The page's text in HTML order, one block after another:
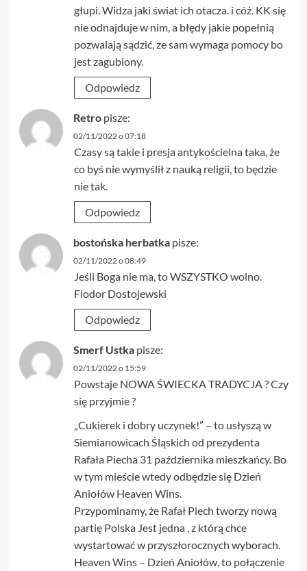
głupi. Widza jaki świat ich otacza. i cóż. KK się
nie odnajduje w nim, a błędy jakie popełnią
pozwalają sądzić, ze sam wymaga pomocy bo
jest zagubiony.
Odpowiedz
Retro pisze:
02/11/2022 o 07:18
Czasy są takie i presja antykościelna taka, że
co byś nie wymyślił z nauką religii, to będzie
nie tak.
Odpowiedz
bostońska herbatka pisze:
02/11/2022 o 08:49
Jeśli Boga nie ma, to WSZYSTKO wolno.
Fiodor Dostojewski
Odpowiedz
Smerf Ustka pisze:
02/11/2022 o 15:59
Powstaje NOWA ŚWIECKA TRADYCJA ? Czy
się przyjmie ?
„Cukierek i dobry uczynek!” – to usłyszą w
Siemianowicach Śląskich od prezydenta
Rafała Piecha 31 października mieszkańcy. Bo
w tym mieście wtedy odbędzie się Dzień
Aniołów Heaven Wins.
Przypominamy, że Rafał Piech tworzy nową
partię Polska Jest jedna , z którą chce
wystartować w przyszłorocznych wyborach.
Heaven Wins – Dzień Aniołów, to połączenie